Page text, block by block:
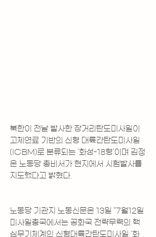
북한이 전날 발사한 장거리탄도미사일이
고체연료 기반의 신형 대륙간탄도미사일
(ICBM)로 분류되는 '화성-18형'이며 김정
은 노동당 총비서가 현지에서 시험발사를
지도했다고 밝혔다.
노동당 기관지 노동신문은 13일 "7월12일
미사일총국에서는 공화국 전략무력의 핵
심무기체계인 신형대륙간탄도미사일 '화